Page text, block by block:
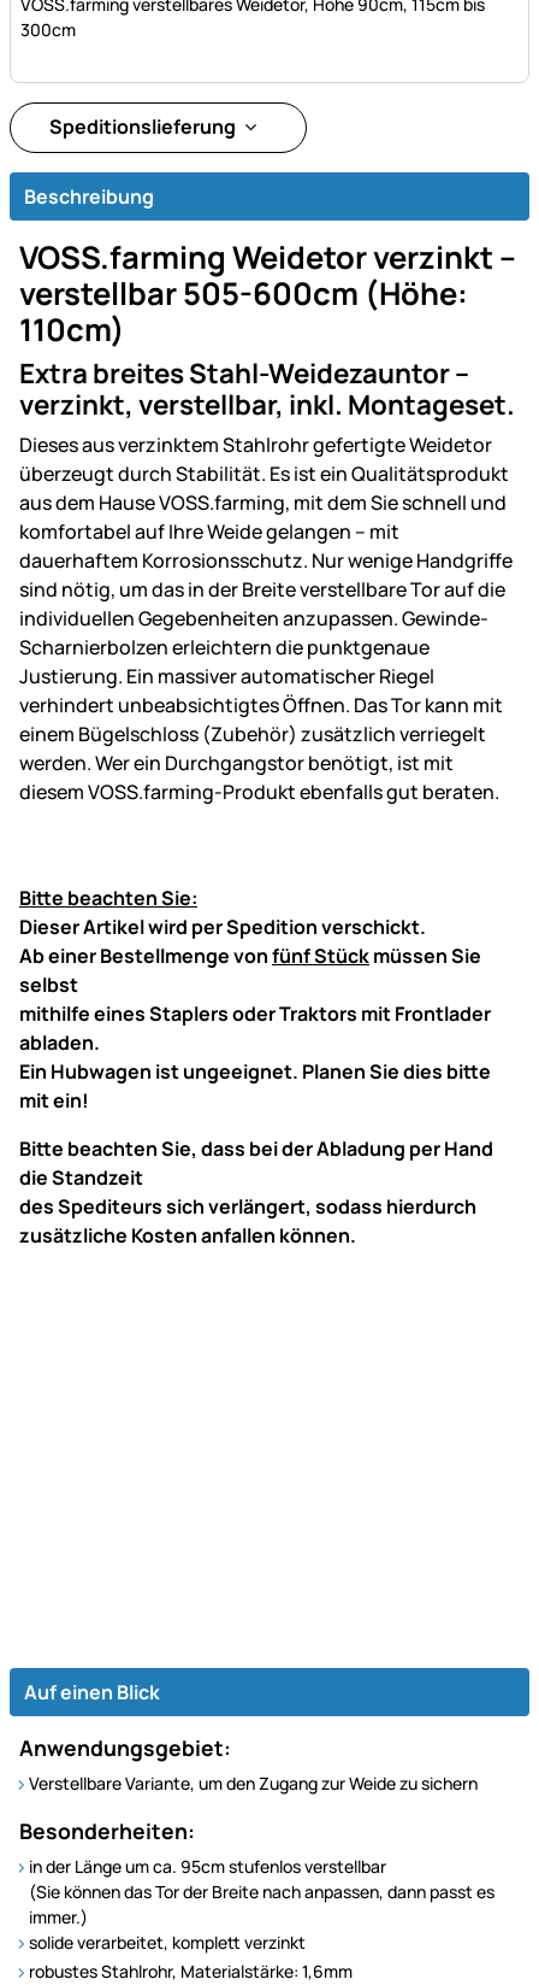
300cm
Speditionslieferung
Beschreibung
VOSS.farming Weidetor verzinkt –
verstellbar 505-600cm (Höhe:
110cm)
Extra breites Stahl-Weidezauntor –
verzinkt, verstellbar, inkl. Montageset.
Dieses aus verzinktem Stahlrohr gefertigte Weidetor
überzeugt durch Stabilität. Es ist ein Qualitätsprodukt
aus dem Hause VOSS.farming, mit dem Sie schnell und
komfortabel auf Ihre Weide gelangen – mit
dauerhaftem Korrosionsschutz. Nur wenige Handgriffe
sind nötig, um das in der Breite verstellbare Tor auf die
individuellen Gegebenheiten anzupassen. Gewinde-
Scharnierbolzen erleichtern die punktgenaue
Justierung. Ein massiver automatischer Riegel
verhindert unbeabsichtigtes Öffnen. Das Tor kann mit
einem Bügelschloss (Zubehör) zusätzlich verriegelt
werden. Wer ein Durchgangstor benötigt, ist mit
diesem VOSS.farming-Produkt ebenfalls gut beraten.
Bitte beachten Sie:
Dieser Artikel wird per Spedition verschickt.
Ab einer Bestellmenge vonfünf Stückmüssen Sie
selbst
mithilfe eines Staplers oder Traktors mit Frontlader
abladen.
Ein Hubwagen ist ungeeignet. Planen Sie dies bitte
mit ein!
Bitte beachten Sie, dass bei der Abladung per Hand
die Standzeit
des Spediteurs sich verlängert, sodass hierdurch
zusätzliche Kosten anfallen können.
Auf einen Blick
Anwendungsgebiet:
Verstellbare Variante, um den Zugang zur Weide zu sichern
Besonderheiten:
in der Länge um ca. 95cm stufenlos verstellbar
(Sie können das Tor der Breite nach anpassen, dann passt es
immer.)
solide verarbeitet, komplett verzinkt
robustes Stahlrohr, Materialstärke: 1,6mm